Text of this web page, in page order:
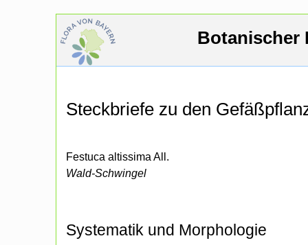
Botanischer
Steckbriefe zu den
Festuca altissima All.
Wald-Schwingel
Systematik und Morphologie